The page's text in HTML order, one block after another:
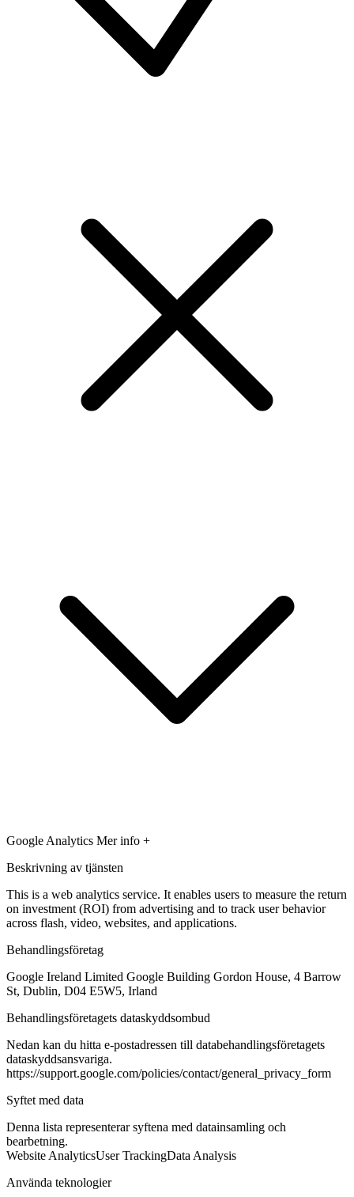
Google Analytics Mer info +
Beskrivning av tjänsten
This is a web analytics service. It enables users to measure the return
on investment (ROI) from advertising and to track user behavior
across flash, video, websites, and applications.
Behandlingsföretag
Google Ireland Limited Google Building Gordon House, 4 Barrow
St, Dublin, D04 E5W5, Irland
Behandlingsföretagets dataskyddsombud
Nedan kan du hitta e-postadressen till databehandlingsföretagets
dataskyddsansvariga.
https://support.google.com/policies/contact/general_privacy_form
Syftet med data
Denna lista representerar syftena med datainsamling och
bearbetning.
Website AnalyticsUser TrackingData Analysis
Använda teknologier